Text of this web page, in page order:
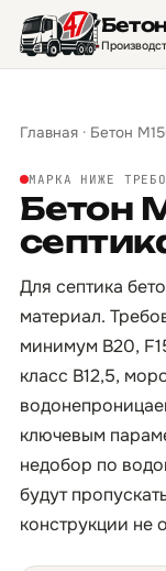
Главная · Бетон
МАРКА НИЖЕ
Бетон
Для септика
материал.
минимум B20,
класс B12,5,
ключевым
недобор по
будут
конструкции не